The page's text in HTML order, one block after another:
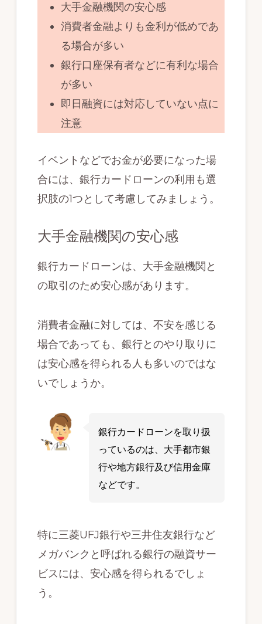
大手金融機関の安心感
消費者金融よりも金利が低めであ
る場合が多い
銀行口座保有者などに有利な場合
が多い
即日融資には対応していない点に
注意
イベントなどでお金が必要になった場
合には、銀行カードローンの利用も選
択肢の1つとして考慮してみましょう。
大手金融機関の安心感
銀行カードローンは、大手金融機関と
の取引のため安心感があります。
消費者金融に対しては、不安を感じる
場合であっても、銀行とのやり取りに
は安心感を得られる人も多いのではな
いでしょうか。
銀行カードローンを取り扱
っているのは、大手都市銀
行や地方銀行及び信用金庫
などです。
特に三菱UFJ銀行や三井住友銀行など
メガバンクと呼ばれる銀行の融資サー
ビスには、安心感を得られるでしょ
う。